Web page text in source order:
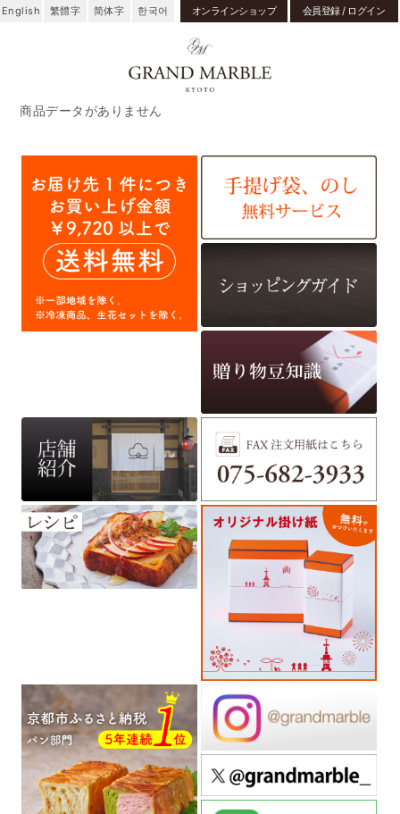
English 繁體字 简体字 한국어 オンラインショップ 会員登録 / ログイン
商品データがありません